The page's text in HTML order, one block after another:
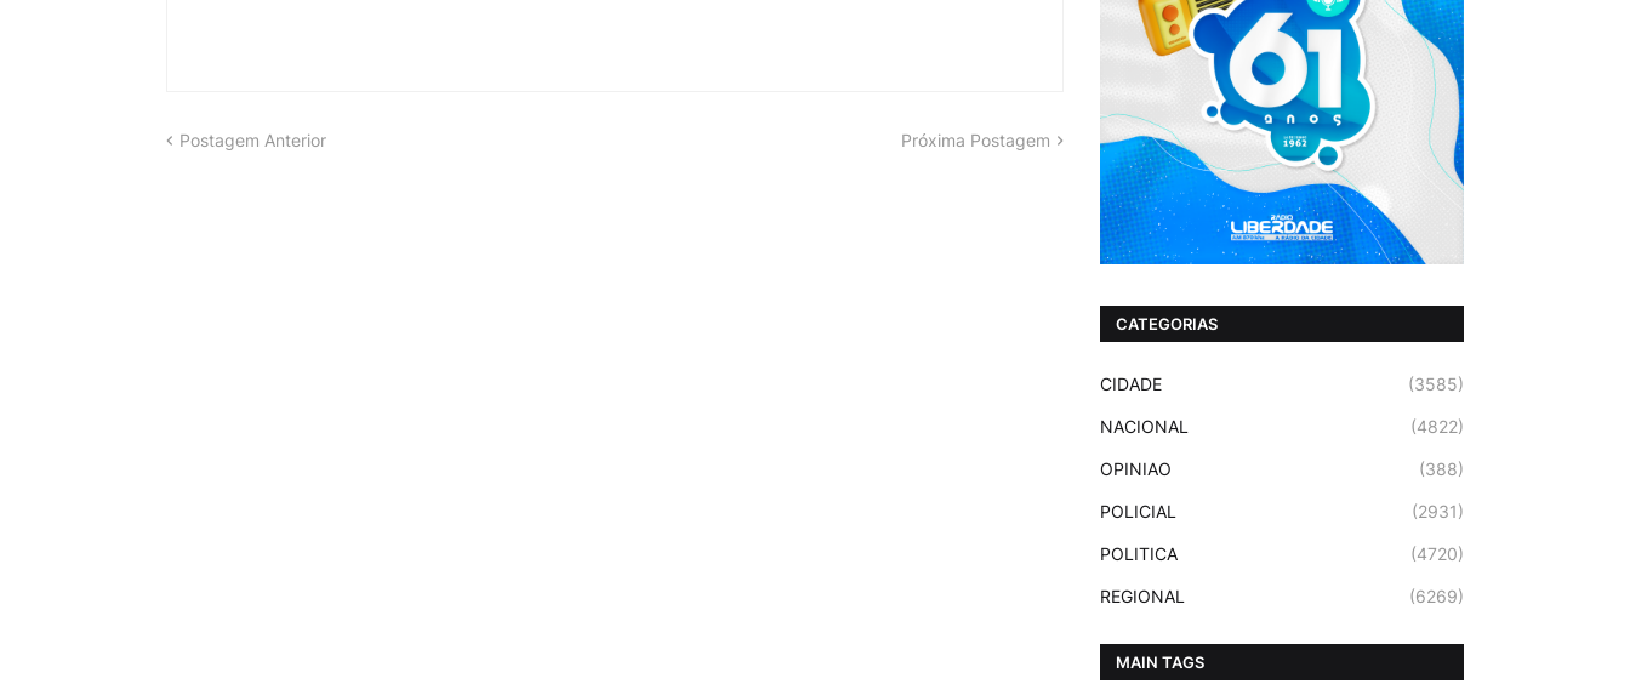
Postagem Anterior Próxima Postagem
CATEGORIAS
CIDADE (3585)
NACIONAL (4822)
OPINIAO (388)
POLICIAL (2931)
POLITICA (4720)
REGIONAL (6269)
MAIN TAGS